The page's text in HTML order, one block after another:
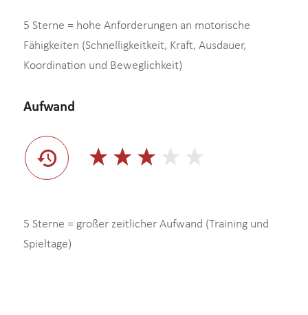
5 Sterne = hohe Anforderungen an motorische
Fähigkeiten (Schnelligkeitkeit, Kraft, Ausdauer,
Koordination und Beweglichkeit)
Aufwand
5 Sterne = großer zeitlicher Aufwand (Training und
Spieltage)